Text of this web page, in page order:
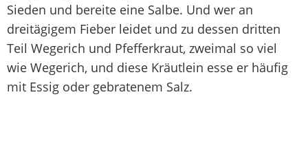
Sieden und bereite eine Salbe. Und wer an
dreitägigem Fieber leidet und zu dessen dritten
Teil Wegerich und Pfefferkraut, zweimal so viel
wie Wegerich, und diese Kräutlein esse er häufig
mit Essig oder gebratenem Salz.